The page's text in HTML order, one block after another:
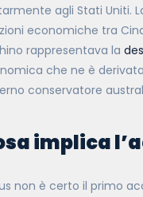
agli Stati Uniti.
economiche tra
rappresentava la
che ne è
conservatore
implica
non è certo il primo